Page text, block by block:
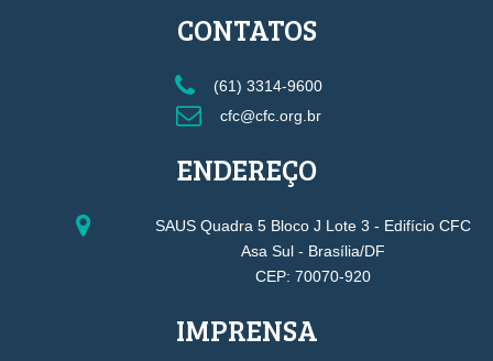
CONTATOS
(61) 3314-9600
cfc@cfc.org.br
ENDEREÇO
SAUS Quadra 5 Bloco J Lote 3 - Edifício CFC
Asa Sul - Brasília/DF
CEP: 70070-920
IMPRENSA